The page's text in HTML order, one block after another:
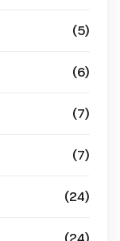
(5)
(6)
(7)
(7)
(24)